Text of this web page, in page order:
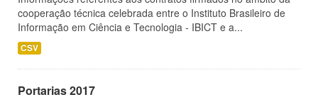
cooperação técnica celebrada entre o Instituto Brasileiro de
Informação em Ciência e Tecnologia - IBICT e a...
CSV
Portarias 2017